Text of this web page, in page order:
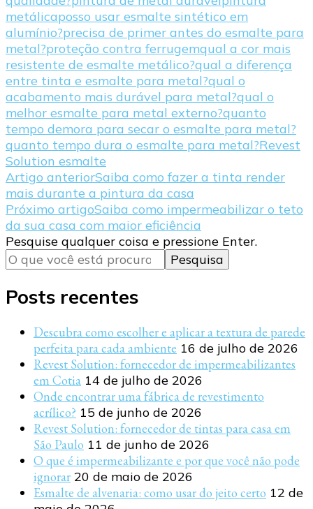
metálicaposso usar esmalte sintético em
alumínio?precisa de primer antes do esmalte para
metal?proteção contra ferrugemqual a cor mais
resistente de esmalte metálico?qual a diferença
entre tinta e esmalte para metal?qual o
acabamento mais durável para metal?qual o
melhor esmalte para metal externo?quanto
tempo demora para secar o esmalte para metal?
quanto tempo dura o esmalte para metal?Revest
Solution esmalte
Navegação
de
post
Artigo anteriorSaiba como fazer a tinta render
mais durante a pintura da casa
Próximo artigoSaiba como impermeabilizar o teto
da sua casa com maior eficiência
Procurando
algo?
Pesquise qualquer coisa e pressione Enter.
Posts recentes
Descubra como escolher e aplicar a textura de parede
perfeita para cada ambiente 16 de julho de 2026
Revest Solution: fornecedor de impermeabilizantes
em Cotia 14 de julho de 2026
Onde encontrar uma fábrica de revestimento
acrílico? 15 de junho de 2026
Revest Solution: fornecedor de tintas para casa em
São Paulo 11 de junho de 2026
O que é impermeabilizante e por que você não pode
ignorar 20 de maio de 2026
Esmalte de alvenaria: como usar do jeito certo 12 de